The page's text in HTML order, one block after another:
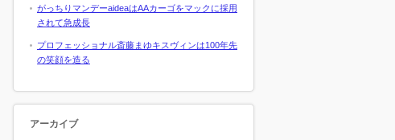
がっちりマンデーaideaはAAカーゴをマックに採用
されて急成長
プロフェッショナル斎藤まゆキスヴィンは100年先
の笑顔を造る
アーカイブ